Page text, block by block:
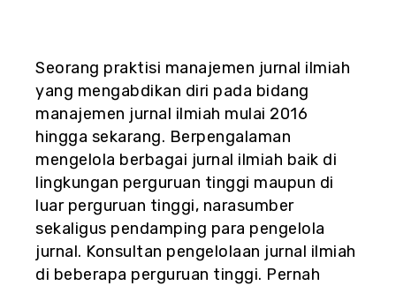
Seorang praktisi manajemen jurnal ilmiah
yang mengabdikan diri pada bidang
manajemen jurnal ilmiah mulai 2016
hingga sekarang. Berpengalaman
mengelola berbagai jurnal ilmiah baik di
lingkungan perguruan tinggi maupun di
luar perguruan tinggi, narasumber
sekaligus pendamping para pengelola
jurnal. Konsultan pengelolaan jurnal ilmiah
di beberapa perguruan tinggi. Pernah